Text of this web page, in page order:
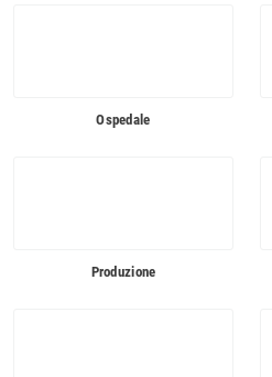
Ospedale
Produzione